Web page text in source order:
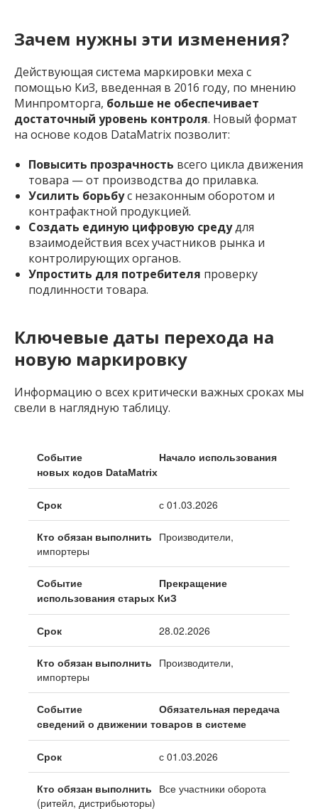
Зачем нужны эти изменения?
Действующая система маркировки меха с
помощью КиЗ, введенная в 2016 году, по мнению
Минпромторга, больше не обеспечивает
достаточный уровень контроля. Новый формат
на основе кодов DataMatrix позволит:
Повысить прозрачность всего цикла движения
товара — от производства до прилавка.
Усилить борьбус незаконным оборотом и
контрафактной продукцией.
Создать единую цифровую средудля
взаимодействия всех участников рынка и
контролирующих органов.
Упростить для потребителя проверку
подлинности товара.
Ключевые даты перехода на
новую маркировку
Информацию о всех критически важных сроках мы
свели в наглядную таблицу.
Начало использования
новых кодов DataMatrix
с 01.03.2026
Производители,
импортеры
Прекращение
использования старых КиЗ
28.02.2026
Производители,
импортеры
Обязательная передача
сведений о движении товаров в системе
с 01.03.2026
Все участники оборота
(ритейл, дистрибьюторы)